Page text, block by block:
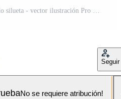
ajedrez, minimalista y sencillo silueta - vector ilustración Pro Vector y Pro SVG
Seguir
No se requiere atribución!